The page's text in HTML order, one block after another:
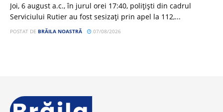
Joi, 6 august a.c., în jurul orei 17:40, polițiști din cadrul
Serviciului Rutier au fost sesizați prin apel la 112,...
POSTAT DE BRĂILA NOASTRĂ 07/08/2026